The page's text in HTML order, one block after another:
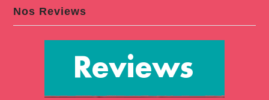
Nos Reviews